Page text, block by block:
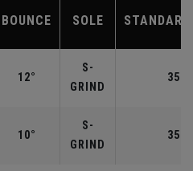
BOUNCE SOLE
12°
S-
GRIND
10°
S-
GRIND